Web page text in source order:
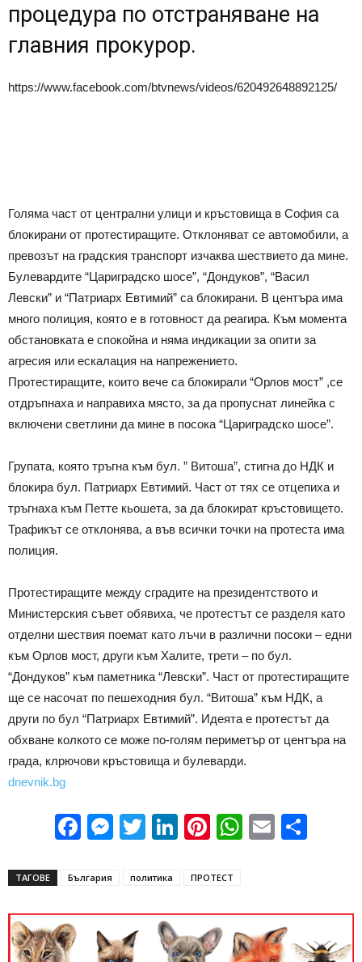
процедура по отстраняване на
главния прокурор.
https://www.facebook.com/btvnews/videos/620492648892125/
Голяма част от централни улици и кръстовища в София са
блокирани от протестиращите. Отклоняват се автомобили, а
превозът на градския транспорт изчаква шествието да мине.
Булевардите “Цариградско шосе”, “Дондуков”, “Васил
Левски” и “Патриарх Евтимий” са блокирани. В центъра има
много полиция, която е в готовност да реагира. Към момента
обстановката е спокойна и няма индикации за опити за
агресия или ескалация на напрежението.
Протестиращите, които вече са блокирали “Орлов мост” ,се
отдръпнаха и направиха място, за да пропуснат линейка с
включени светлини да мине в посока “Цариградско шосе”.
Групата, която тръгна към бул. ” Витоша”, стигна до НДК и
блокира бул. Патриарх Евтимий. Част от тях се отцепиха и
тръгнаха към Петте кьошета, за да блокират кръстовището.
Трафикът се отклонява, а във всички точки на протеста има
полиция.
Протестиращите между сградите на президентството и
Министерския съвет обявиха, че протестът се разделя като
отделни шествия поемат като лъчи в различни посоки – едни
към Орлов мост, други към Халите, трети – по бул.
“Дондуков” към паметника “Левски”. Част от протестиращите
ще се насочат по пешеходния бул. “Витоша” към НДК, а
други по бул “Патриарх Евтимий”. Идеята е протестът да
обхване колкото се може по-голям периметър от центъра на
града, клрючови кръстовища и булеварди.
dnevnik.bg
Facebook
Messenger
Twitter
LinkedIn
Pinterest
WhatsApp
Email
ТАГОВЕ България политика ПРОТЕСТ